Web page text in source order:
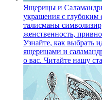
Ящерицы и
украшения с глубоким
талисманы
женственность,
Узнайте, как выбрать
ящерицами и
о вас. Читайте нашу